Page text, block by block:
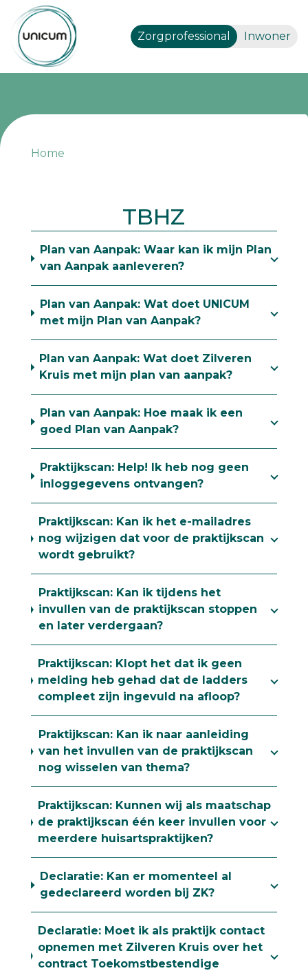
Zorgprofessional Inwoner
Veelgestelde
vragen
Home
TBHZ
Plan van Aanpak: Waar kan ik mijn Plan
van Aanpak aanleveren?
Plan van Aanpak: Wat doet UNICUM
met mijn Plan van Aanpak?
Plan van Aanpak: Wat doet Zilveren
Kruis met mijn plan van aanpak?
Plan van Aanpak: Hoe maak ik een
goed Plan van Aanpak?
Praktijkscan: Help! Ik heb nog geen
inloggegevens ontvangen?
Praktijkscan: Kan ik het e-mailadres
nog wijzigen dat voor de praktijkscan
wordt gebruikt?
Praktijkscan: Kan ik tijdens het
invullen van de praktijkscan stoppen
en later verdergaan?
Praktijkscan: Klopt het dat ik geen
melding heb gehad dat de ladders
compleet zijn ingevuld na afloop?
Praktijkscan: Kan ik naar aanleiding
van het invullen van de praktijkscan
nog wisselen van thema?
Praktijkscan: Kunnen wij als maatschap
de praktijkscan één keer invullen voor
meerdere huisartspraktijken?
Declaratie: Kan er momenteel al
gedeclareerd worden bij ZK?
Declaratie: Moet ik als praktijk contact
opnemen met Zilveren Kruis over het
contract Toekomstbestendige